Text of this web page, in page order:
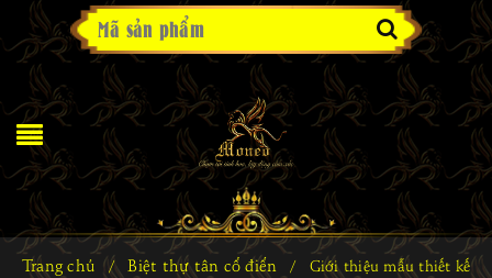
Trang chủ / Biệt thự tân cổ điển /
Giới thiệu mẫu thiết kế